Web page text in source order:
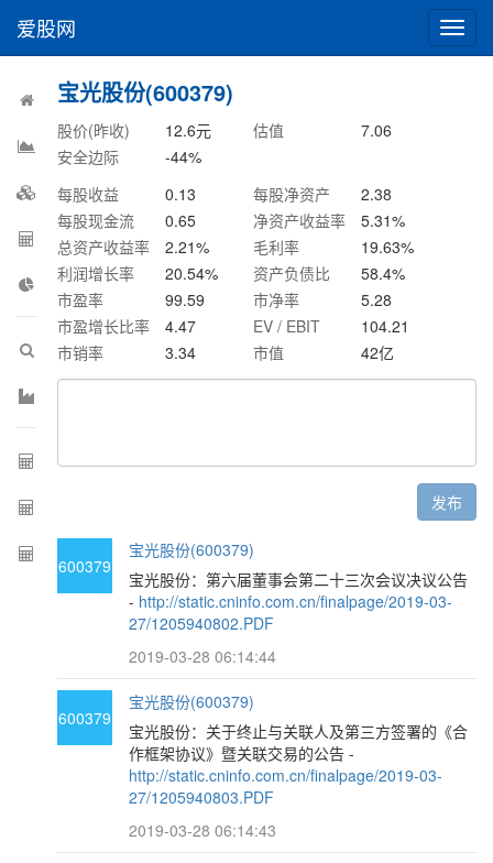
切
换
爱股网
宝光股份(600379)
股价(昨收) 12.6元 估值
7.06
安全边际
-44%
每股收益
0.13 每股净资产
2.38
每股现金流
0.65 净资产收益率 5.31%
总资产收益率
2.21% 毛利率 19.63%
利润增长率
20.54% 资产负债比 58.4%
市盈率
99.59 市净率
5.28
市盈增长比率
4.47 EV / EBIT
104.21
市销率
3.34 市值 42亿
发布
600379
宝光股份(600379)
宝光股份：第六届董事会第二十三次会议决议公告
- http://static.cninfo.com.cn/finalpage/2019-03-
27/1205940802.PDF
2019-03-28 06:14:44
600379
宝光股份(600379)
宝光股份：关于终止与关联人及第三方签署的《合
作框架协议》暨关联交易的公告 -
http://static.cninfo.com.cn/finalpage/2019-03-
27/1205940803.PDF
2019-03-28 06:14:43